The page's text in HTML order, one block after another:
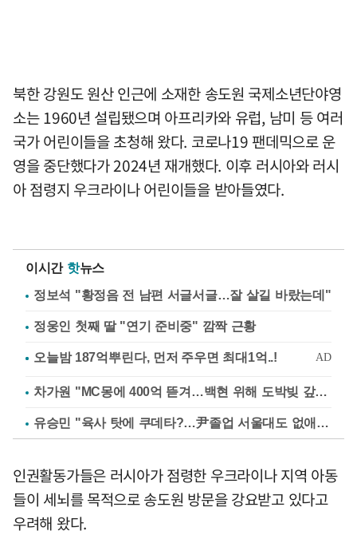
북한 강원도 원산 인근에 소재한 송도원 국제소년단야영
소는 1960년 설립됐으며 아프리카와 유럽, 남미 등 여러
국가 어린이들을 초청해 왔다. 코로나19 팬데믹으로 운
영을 중단했다가 2024년 재개했다. 이후 러시아와 러시
아 점령지 우크라이나 어린이들을 받아들였다.
이시간 핫뉴스
정보석 "황정음 전 남편 서글서글…잘 살길 바랐는데"
정웅인 첫째 딸 "연기 준비중" 깜짝 근황
차가원 "MC몽에 400억 뜯겨…백현 위해 도박빚 갚아줘"
유승민 "육사 탓에 쿠데타?…尹졸업 서울대도 없애나"
인권활동가들은 러시아가 점령한 우크라이나 지역 아동
들이 세뇌를 목적으로 송도원 방문을 강요받고 있다고
우려해 왔다.